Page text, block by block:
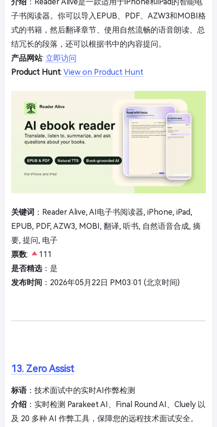
子书阅读器。你可以导入EPUB、PDF、AZW3和MOBI格
式的书籍，然后翻译章节、使用自然流畅的语音朗读、总
结冗长的段落，还可以根据书中的内容提问。
产品网站: 立即访问
Product Hunt: View on Product Hunt
关键词 ：Reader Alive, AI电子书阅读器, iPhone, iPad,
EPUB, PDF, AZW3, MOBI, 翻译, 听书, 自然语音合成, 摘
要, 提问, 电子
票数:
111
是否精选：是
发布时间 ：2026年05月22日 PM03:01 (北京时间)
13. Zero Assist
标语：技术面试中的实时AI作弊检测
介绍 ：实时检测 Parakeet AI、Final Round AI、Cluely 以
及 20 多种 AI 作弊工具，保障您的远程技术面试安全。